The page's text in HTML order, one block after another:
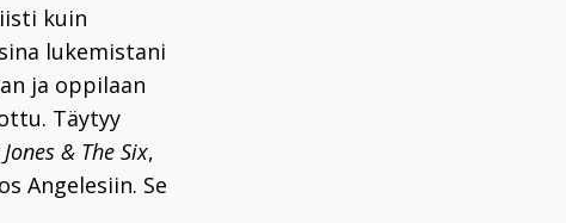
kuin
lukemistani
ja oppilaan
Täytyy
& The Six,
Angelesiin. Se